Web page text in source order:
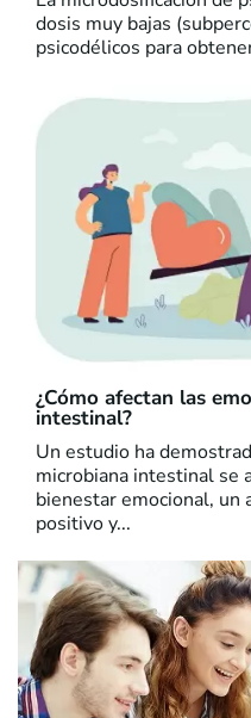
dosis muy bajas
psicodélicos para
¿Cómo afectan las
intestinal?
Un estudio ha
microbiana intestinal se
bienestar emocional, un
positivo y...